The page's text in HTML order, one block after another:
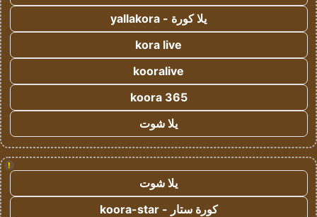
يلا كورة - yallakora
kora live
kooralive
koora 365
يلا شوت
!
يلا شوت
كورة ستار - koora-star